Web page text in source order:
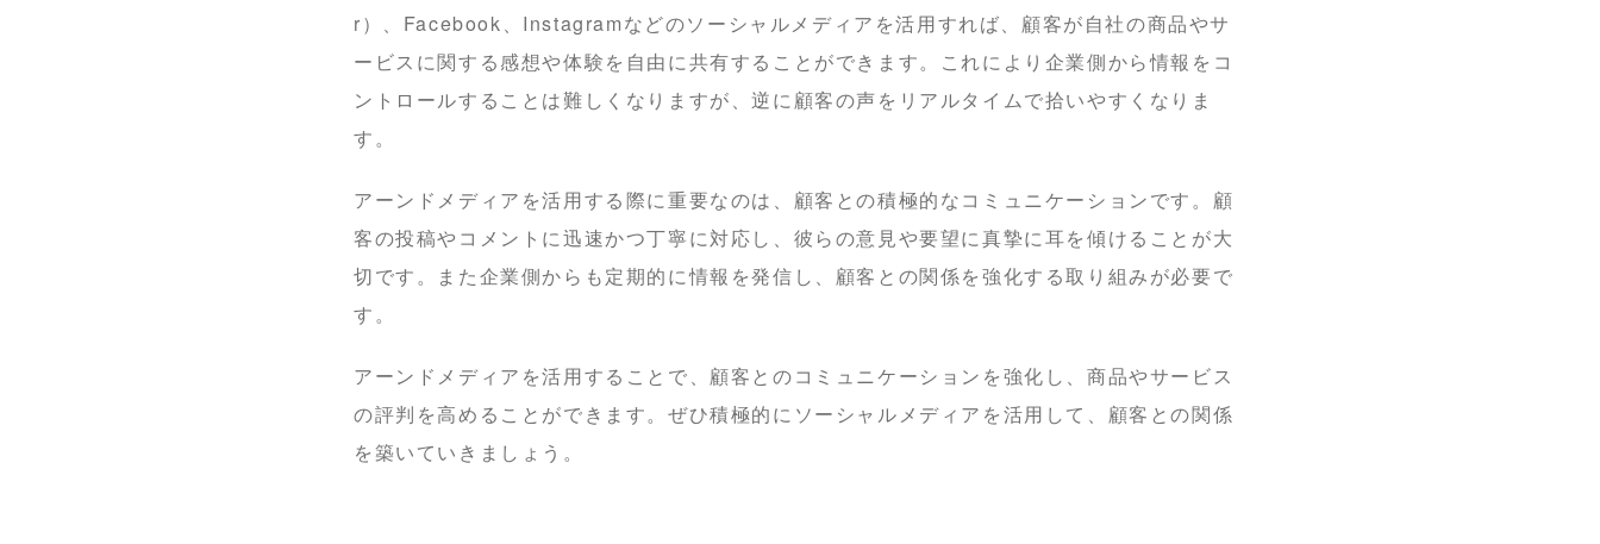
r）、Facebook、Instagramなどのソーシャルメディアを活用すれば、顧客が自社の商品やサ
ービスに関する感想や体験を自由に共有することができます。これにより企業側から情報をコ
ントロールすることは難しくなりますが、逆に顧客の声をリアルタイムで拾いやすくなりま
す。
アーンドメディアを活用する際に重要なのは、顧客との積極的なコミュニケーションです。顧
客の投稿やコメントに迅速かつ丁寧に対応し、彼らの意見や要望に真摯に耳を傾けることが大
切です。また企業側からも定期的に情報を発信し、顧客との関係を強化する取り組みが必要で
す。
アーンドメディアを活用することで、顧客とのコミュニケーションを強化し、商品やサービス
の評判を高めることができます。ぜひ積極的にソーシャルメディアを活用して、顧客との関係
を築いていきましょう。